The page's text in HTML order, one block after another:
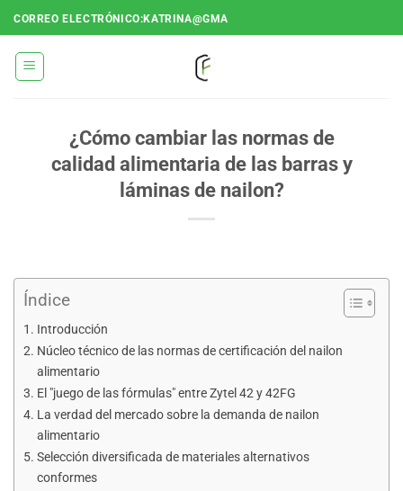
Saltar
al
contenido
CORREO ELECTRÓNICO:KATRINA@GMA
¿Cómo cambiar las normas de
calidad alimentaria de las barras y
láminas de nailon?
Índice
Introducción
Núcleo técnico de las normas de certificación del nailon
alimentario
El "juego de las fórmulas" entre Zytel 42 y 42FG
La verdad del mercado sobre la demanda de nailon
alimentario
Selección diversificada de materiales alternativos
conformes